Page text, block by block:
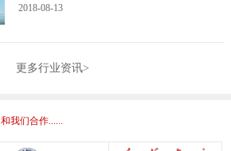
2018-08-13
更多行业资讯>
和我们合作......